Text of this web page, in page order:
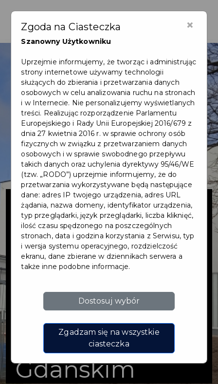
Rozbudowa
budynku szkoły
podstawowej nr
2 przy ul.
Tysiąclecia 5 w
Pruszczu
Gdańskim
×
Zgoda na Ciasteczka
Szanowny Użytkowniku
Uprzejmie informujemy, że tworząc i administrując
strony internetowe używamy technologii
służących do zbierania i przetwarzania danych
osobowych w celu analizowania ruchu na stronach
i w Internecie. Nie personalizujemy wyświetlanych
treści. Realizując rozporządzenie Parlamentu
Europejskiego i Rady Unii Europejskiej 2016/679 z
dnia 27 kwietnia 2016 r. w sprawie ochrony osób
fizycznych w związku z przetwarzaniem danych
osobowych i w sprawie swobodnego przepływu
takich danych oraz uchylenia dyrektywy 95/46/WE
(tzw. „RODO”) uprzejmie informujemy, że do
przetwarzania wykorzystywane będą następujące
dane: adres IP twojego urządzenia, adres URL
żądania, nazwa domeny, identyfikator urządzenia,
typ przeglądarki, język przeglądarki, liczba kliknięć,
ilość czasu spędzonego na poszczególnych
stronach, data i godzina korzystania z Serwisu, typ
i wersja systemu operacyjnego, rozdzielczość
ekranu, dane zbierane w dziennikach serwera a
także inne podobne informacje.
Dostosuj wybór
Zgadzam się na wszystkie
ciasteczka